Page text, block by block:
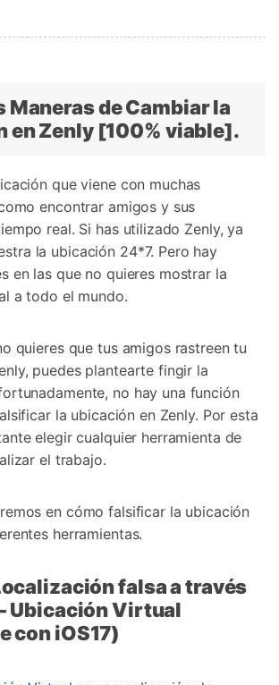
Maneras de Cambiar la
en Zenly [100% viable].
que viene con muchas
encontrar amigos y sus
real. Si has utilizado Zenly, ya
la ubicación 24*7. Pero hay
en las que no quieres mostrar la
a todo el mundo.
quieres que tus amigos rastreen tu
puedes plantearte fingir la
no hay una función
la ubicación en Zenly. Por esta
elegir cualquier herramienta de
el trabajo.
en cómo falsificar la ubicación
herramientas.
falsa a través
Ubicación Virtual
con iOS17)